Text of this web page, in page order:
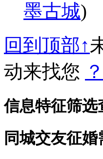
墨古城)
回到顶部↑
动来找您
信息特征筛选
同城交友征婚